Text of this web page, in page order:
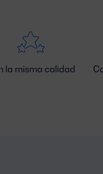
la misma calidad